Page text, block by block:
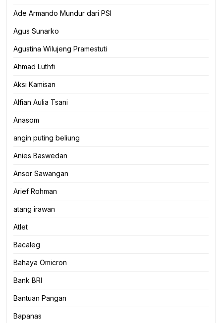
Ade Armando Mundur dari PSI
Agus Sunarko
Agustina Wilujeng Pramestuti
Ahmad Luthfi
Aksi Kamisan
Alfian Aulia Tsani
Anasom
angin puting beliung
Anies Baswedan
Ansor Sawangan
Arief Rohman
atang irawan
Atlet
Bacaleg
Bahaya Omicron
Bank BRI
Bantuan Pangan
Bapanas